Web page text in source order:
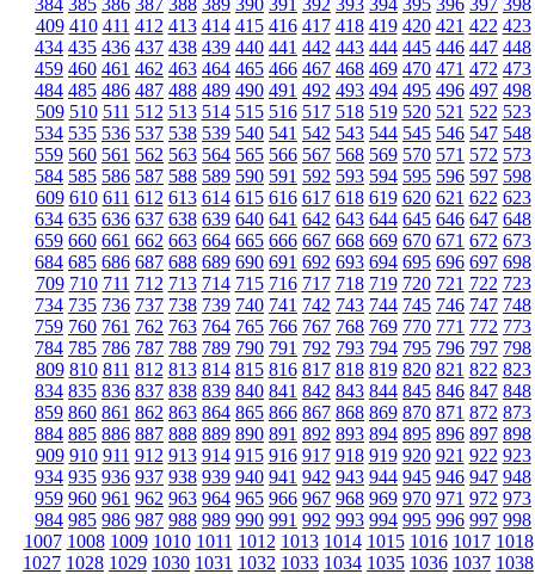
384 385 386 387 388 389 390 391 392 393 394 395 396 397 398
409 410 411 412 413 414 415 416 417 418 419 420 421 422 423
434 435 436 437 438 439 440 441 442 443 444 445 446 447 448
459 460 461 462 463 464 465 466 467 468 469 470 471 472 473
484 485 486 487 488 489 490 491 492 493 494 495 496 497 498
509 510 511 512 513 514 515 516 517 518 519 520 521 522 523
534 535 536 537 538 539 540 541 542 543 544 545 546 547 548
559 560 561 562 563 564 565 566 567 568 569 570 571 572 573
584 585 586 587 588 589 590 591 592 593 594 595 596 597 598
609 610 611 612 613 614 615 616 617 618 619 620 621 622 623
634 635 636 637 638 639 640 641 642 643 644 645 646 647 648
659 660 661 662 663 664 665 666 667 668 669 670 671 672 673
684 685 686 687 688 689 690 691 692 693 694 695 696 697 698
709 710 711 712 713 714 715 716 717 718 719 720 721 722 723
734 735 736 737 738 739 740 741 742 743 744 745 746 747 748
759 760 761 762 763 764 765 766 767 768 769 770 771 772 773
784 785 786 787 788 789 790 791 792 793 794 795 796 797 798
809 810 811 812 813 814 815 816 817 818 819 820 821 822 823
834 835 836 837 838 839 840 841 842 843 844 845 846 847 848
859 860 861 862 863 864 865 866 867 868 869 870 871 872 873
884 885 886 887 888 889 890 891 892 893 894 895 896 897 898
909 910 911 912 913 914 915 916 917 918 919 920 921 922 923
934 935 936 937 938 939 940 941 942 943 944 945 946 947 948
959 960 961 962 963 964 965 966 967 968 969 970 971 972 973
984 985 986 987 988 989 990 991 992 993 994 995 996 997 998
1007 1008 1009 1010 1011 1012 1013 1014 1015 1016 1017 1018
1027 1028 1029 1030 1031 1032 1033 1034 1035 1036 1037 1038